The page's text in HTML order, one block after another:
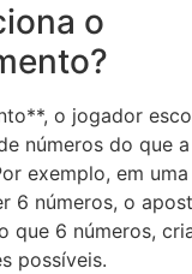
o
o jogador
números do que
exemplo, em
6 números, o
que 6 números,
possíveis.